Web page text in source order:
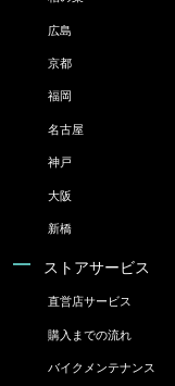
広島
京都
福岡
名古屋
神戸
大阪
新橋
ストアサービス
直営店サービス
購入までの流れ
バイクメンテナンス